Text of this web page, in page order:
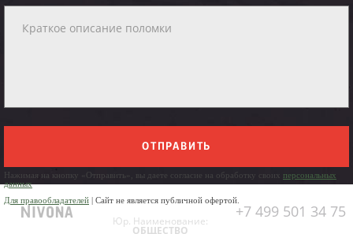
ОТПРАВИТЬ
Нажимая на кнопку «Отправить», вы даете согласие на обработку своих персональных
данных
Для правообладателей | Сайт не является публичной офертой.
+7 499 501 34 75
Юр. Наименование:
ОБЩЕСТВО